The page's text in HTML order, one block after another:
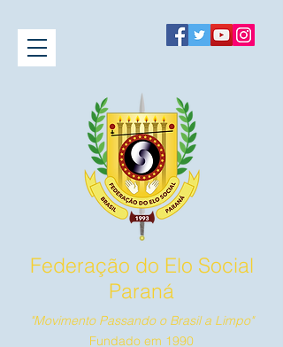
Federação do Elo Social
Paraná
"Movimento Passando o Brasil a Limpo"
Fundado em 1990